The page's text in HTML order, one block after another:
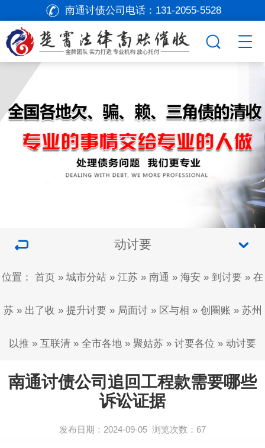
南通讨债公司电话： 131-2055-5528
动讨要
位置： 首页 » 城市分站 » 江苏 » 南通 » 海安 » 到讨要 » 在
苏» 出了收 » 提升讨要» 局面讨» 区与相 » 创圈账 » 苏州
以推 » 互联清 » 全市各地 » 聚姑苏 » 讨要各位 » 动讨要
南通讨债公司追回工程款需要哪些
诉讼证据
发布日期：2024-09-05 浏览次数： 67